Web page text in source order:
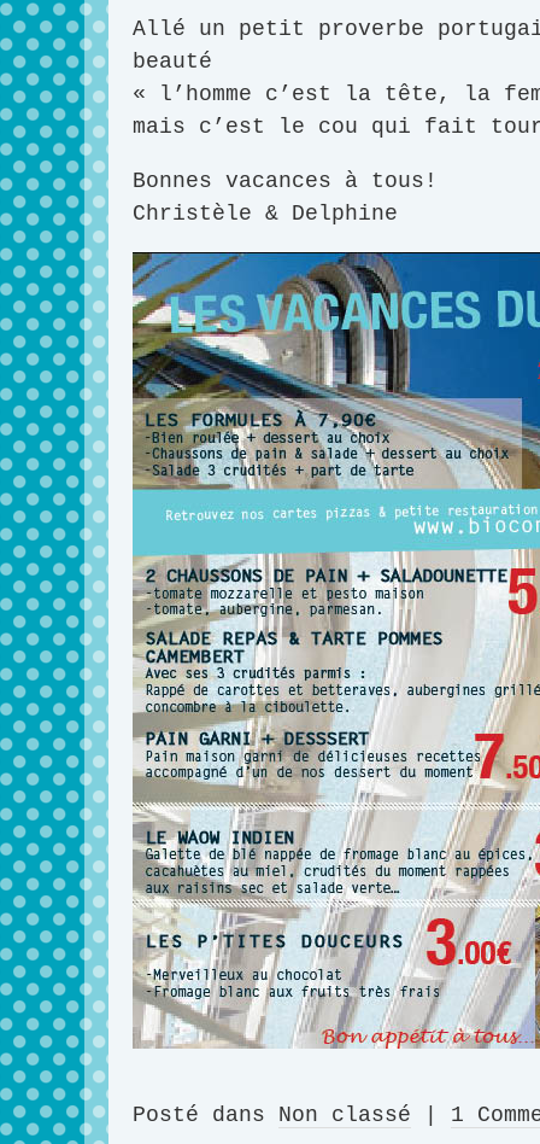
Allé un petit proverbe
beauté
« l’homme c’est la tête, la
mais c’est le cou qui fait
Bonnes vacances à tous!
Christèle & Delphine
Posté dans Non classé 1